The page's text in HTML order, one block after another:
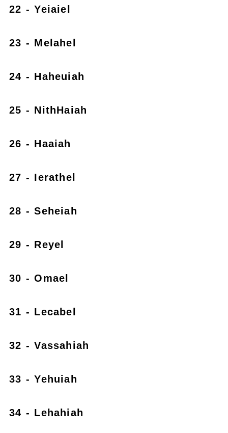
22 - Yeiaiel
23 - Melahel
24 - Haheuiah
25 - NithHaiah
26 - Haaiah
27 - Ierathel
28 - Seheiah
29 - Reyel
30 - Omael
31 - Lecabel
32 - Vassahiah
33 - Yehuiah
34 - Lehahiah